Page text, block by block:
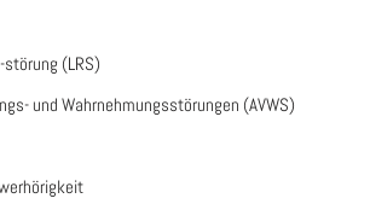
(LRS)
und Wahrnehmungsstörungen (AVWS)